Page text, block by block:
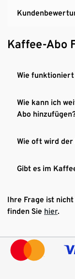
Kaffee-Abo
Wie
Wie kann ich
Abo
Wie oft wird
Gibt es im
Ihre Frage ist
finden Sie hier.